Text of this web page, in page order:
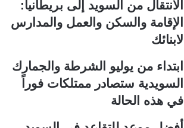
ح
ة
س
ا
ب
ق
ح
ت
ا
ل
الانتقال من السويد إلى بريطانيا:
الإقامة والسكن والعمل والمدارس
لابنائك
ابتداء من يوليو الشرطة والجمارك
السويدية ستصادر ممتلكات فوراً
في هذه الحالة